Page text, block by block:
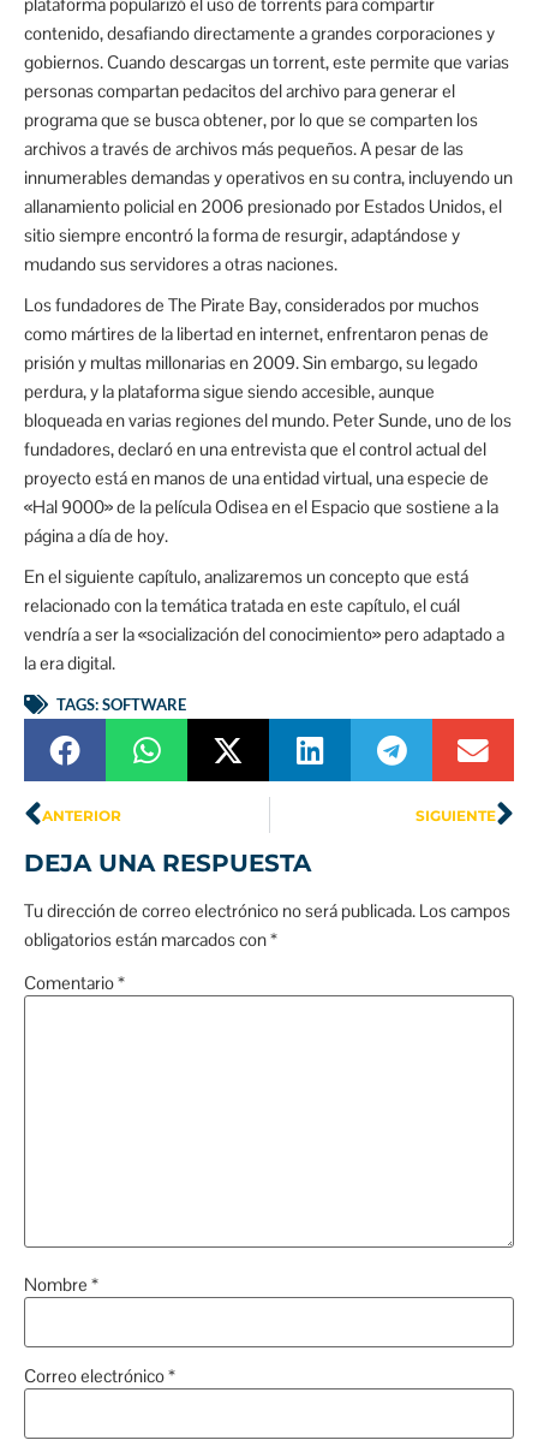
contenido, desafiando directamente a grandes corporaciones y
gobiernos. Cuando descargas un torrent, este permite que varias
personas compartan pedacitos del archivo para generar el
programa que se busca obtener, por lo que se comparten los
archivos a través de archivos más pequeños. A pesar de las
innumerables demandas y operativos en su contra, incluyendo un
allanamiento policial en 2006 presionado por Estados Unidos, el
sitio siempre encontró la forma de resurgir, adaptándose y
mudando sus servidores a otras naciones.
Los fundadores de The Pirate Bay, considerados por muchos
como mártires de la libertad en internet, enfrentaron penas de
prisión y multas millonarias en 2009. Sin embargo, su legado
perdura, y la plataforma sigue siendo accesible, aunque
bloqueada en varias regiones del mundo. Peter Sunde, uno de los
fundadores, declaró en una entrevista que el control actual del
proyecto está en manos de una entidad virtual, una especie de
«Hal 9000» de la película Odisea en el Espacio que sostiene a la
página a día de hoy.
En el siguiente capítulo, analizaremos un concepto que está
relacionado con la temática tratada en este capítulo, el cuál
vendría a ser la «socialización del conocimiento» pero adaptado a
la era digital.
TAGS:SOFTWARE
ANTERIOR SIGUIENTE
DEJA UNA RESPUESTA
Tu dirección de correo electrónico no será publicada. Los campos
obligatorios están marcados con*
Comentario*
Nombre *
Correo electrónico*